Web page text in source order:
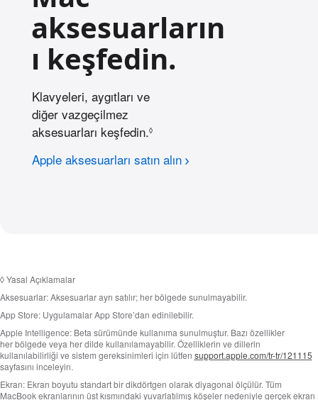
aksesuarların
ı keşfedin.
Klavyeleri, aygıtları ve
diğer vazgeçilmez
aksesuarları keşfedin.◊
s
l
a
m
a
d
i
Apple aksesuarları satın alın
◊Yasal Açıklamalar
Aksesuarlar:Aksesuarlar ayrı satılır; her bölgede sunulmayabilir.
App Store:Uygulamalar App Store’dan edinilebilir.
Apple Intelligence:Beta sürümünde kullanıma sunulmuştur. Bazı özellikler
her bölgede veya her dilde kullanılamayabilir. Özelliklerin ve dillerin
kullanılabilirliği ve sistem gereksinimleri için lütfen support.apple.com/tr-tr/121115
sayfasını inceleyin.
Ekran:Ekran boyutu standart bir dikdörtgen olarak diyagonal ölçülür. Tüm
MacBook ekranlarının üst kısmındaki yuvarlatılmış köşeler nedeniyle gerçek ekran